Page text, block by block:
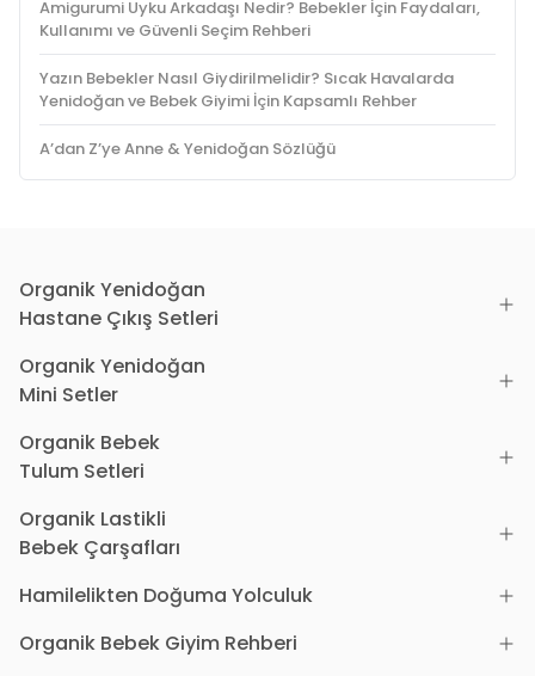
Amigurumi Uyku Arkadaşı Nedir? Bebekler İçin Faydaları,
Kullanımı ve Güvenli Seçim Rehberi
Yazın Bebekler Nasıl Giydirilmelidir? Sıcak Havalarda
Yenidoğan ve Bebek Giyimi İçin Kapsamlı Rehber
A’dan Z’ye Anne & Yenidoğan Sözlüğü
Organik Yenidoğan
Hastane Çıkış Setleri
Organik Yenidoğan
Mini Setler
Organik Bebek
Tulum Setleri
Organik Lastikli
Bebek Çarşafları
Hamilelikten Doğuma Yolculuk
Organik Bebek Giyim Rehberi